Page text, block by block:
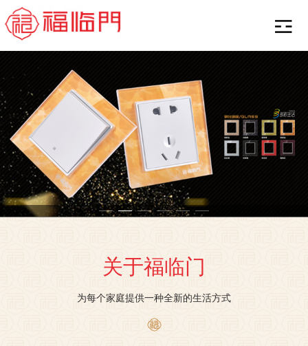
关于福临门
为每个家庭提供一种全新的生活方式